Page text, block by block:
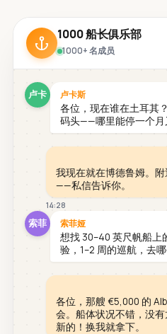
1000 船长俱乐部
1000+ 名成员
卢卡 卢卡斯
各位，现在谁在土耳其
码头——哪里能停一个月
我现在就在博德鲁姆。
——私信告诉你。
14:28
索菲 索菲娅
想找 30–40 英尺帆船上
验，1–2 周的巡航，去哪
各位，那艘 €5,000 的
会。船体状况不错，没
新的！换我就拿下。